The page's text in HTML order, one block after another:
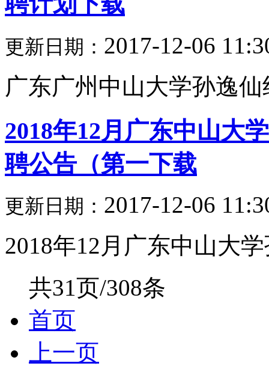
更新日期： 2017-12-06
广东广州中山大学孙逸
2018年12月广东中山大
聘公告（第一下载
更新日期： 2017-12-06
2018年12月广东中山大
共31页/308条
首页
上一页